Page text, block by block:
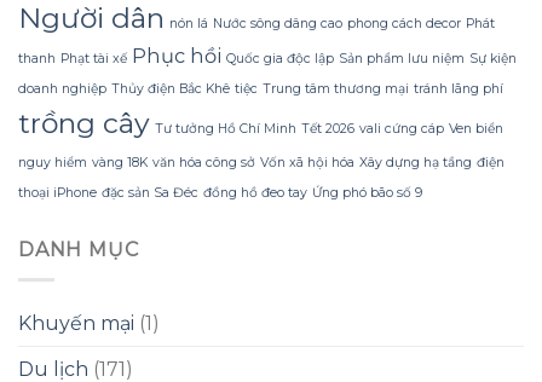
Homespa
Người dân nón lá Nước sông dâng cao phong cách decor Phát
thanh Phạt tài xế Phục hồi Quốc gia độc lập Sản phẩm lưu niệm Sự kiện
doanh nghiệp Thủy điện Bắc Khê tiệc Trung tâm thương mại tránh lãng phí
trồng cây Tư tưởng Hồ Chí Minh Tết 2026 vali cứng cáp Ven biển
nguy hiểm vàng 18K văn hóa công sở Vốn xã hội hóa Xây dựng hạ tầng điện
thoại iPhone đặc sản Sa Đéc đồng hồ đeo tay Ứng phó bão số 9
DANH MỤC
Khuyến mại (1)
Du lịch (171)